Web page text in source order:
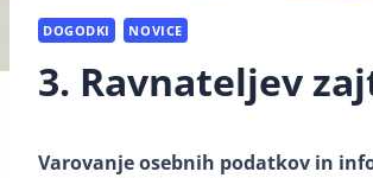
DOGODKI NOVICE
3. Ravnateljev
Varovanje osebnih podatkov in